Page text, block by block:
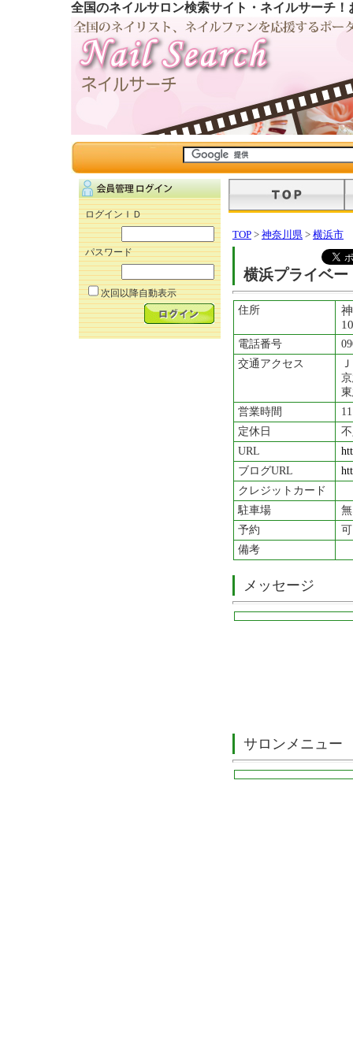
全国のネイルサロン検索サイト・ネイルサーチ
ログインＩＤ
パスワード
次回以降自動表示
TOP > 神奈川県 > 横浜市
横浜プライベ
住所
電話番号
交通アクセス
営業時間
定休日
URL
ブログURL
クレジットカード
駐車場
無
予約
可
備考
メッセージ
サロンメニュー